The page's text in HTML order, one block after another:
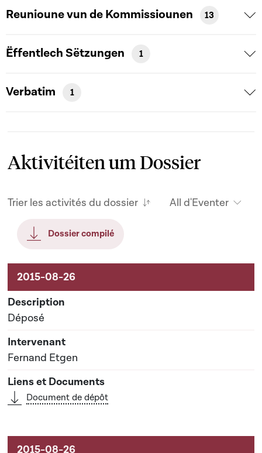
Reunioune vun de Kommissiounen 13
Ëffentlech Sëtzungen 1
Verbatim 1
Aktivitéiten um Dossier
Trier les activités du dossier All d'Eventer
Dossier compilé
Aktivitéiten um Dossier
Déposé
Fernand Etgen
Document de dépôt